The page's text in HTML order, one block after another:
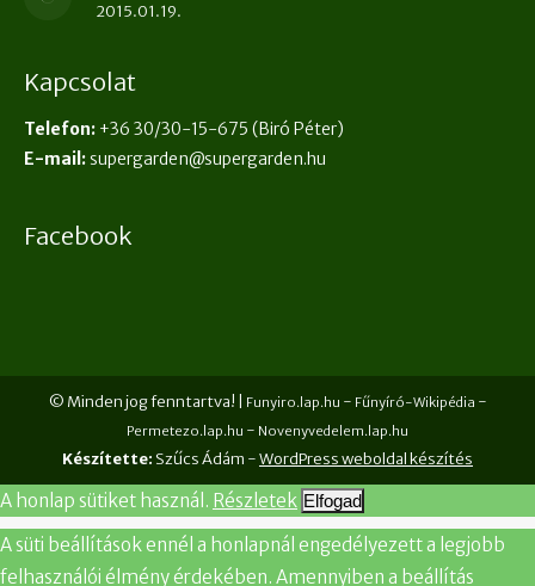
2015.01.19.
Kapcsolat
Telefon: +36 30/30-15-675 (Biró Péter)
E-mail: supergarden@supergarden.hu
Facebook
© Minden jog fenntartva! | Funyiro.lap.hu - Fűnyíró-Wikipédia -
Permetezo.lap.hu - Novenyvedelem.lap.hu
Készítette: Szűcs Ádám -WordPress weboldal készítés
A honlap sütiket használ. Részletek Elfogad
A süti beállítások ennél a honlapnál engedélyezett a legjobb
felhasználói élmény érdekében. Amennyiben a beállítás